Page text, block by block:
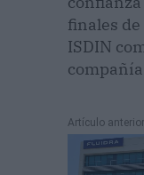
finales
ISDIN
Artículo anterior